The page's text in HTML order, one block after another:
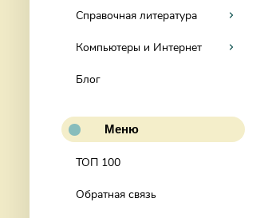
Справочная литература
Компьютеры и Интернет
Блог
Меню
ТОП 100
Обратная связь